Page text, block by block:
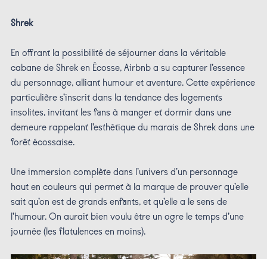
Shrek
En offrant la possibilité de séjourner dans la véritable
cabane de Shrek en Écosse, Airbnb a su capturer l’essence
du personnage, alliant humour et aventure. Cette expérience
particulière s’inscrit dans la tendance des logements
insolites, invitant les fans à manger et dormir dans une
demeure rappelant l’esthétique du marais de Shrek dans une
forêt écossaise.
Une immersion complète dans l’univers d’un personnage
haut en couleurs qui permet à la marque de prouver qu’elle
sait qu’on est de grands enfants, et qu’elle a le sens de
l’humour. On aurait bien voulu être un ogre le temps d’une
journée (les flatulences en moins).